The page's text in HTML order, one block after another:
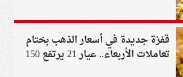
قفزة جديدة في أسعار الذهب بختام
تعاملات الأربعاء.. عيار 21 يرتفع 150